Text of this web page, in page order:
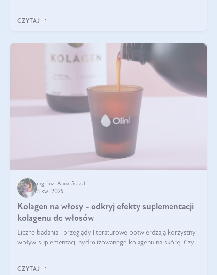
CZYTAJ
mgr inż. Anna Sobol
3 kwi 2025
Kolagen na włosy - odkryj efekty suplementacji
kolagenu do włosów
Liczne badania i przeglądy literaturowe potwierdzają korzystny
wpływ suplementacji hydrolizowanego kolagenu na skórę. Czy
CZYTAJ